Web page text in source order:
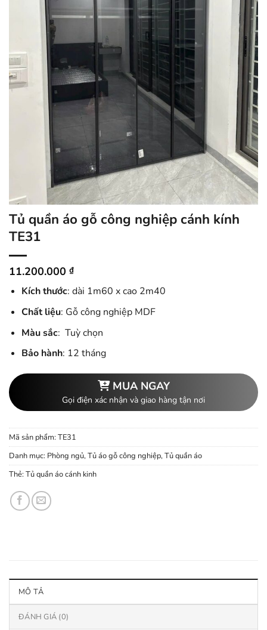
Tủ quần áo gỗ công nghiệp cánh kính
TE31
11.200.000 ₫
Kích thước: dài 1m60 x cao 2m40
Chất liệu: Gỗ công nghiệp MDF
Màu sắc: Tuỳ chọn
Bảo hành: 12 tháng
MUA NGAY
Gọi điện xác nhận và giao hàng tận nơi
Mã sản phẩm: TE31
Danh mục: Phòng ngủ,Tủ áo gỗ công nghiệp,Tủ quần áo
Thẻ: Tủ quần áo cánh kinh
MÔ TẢ
ĐÁNH GIÁ (0)